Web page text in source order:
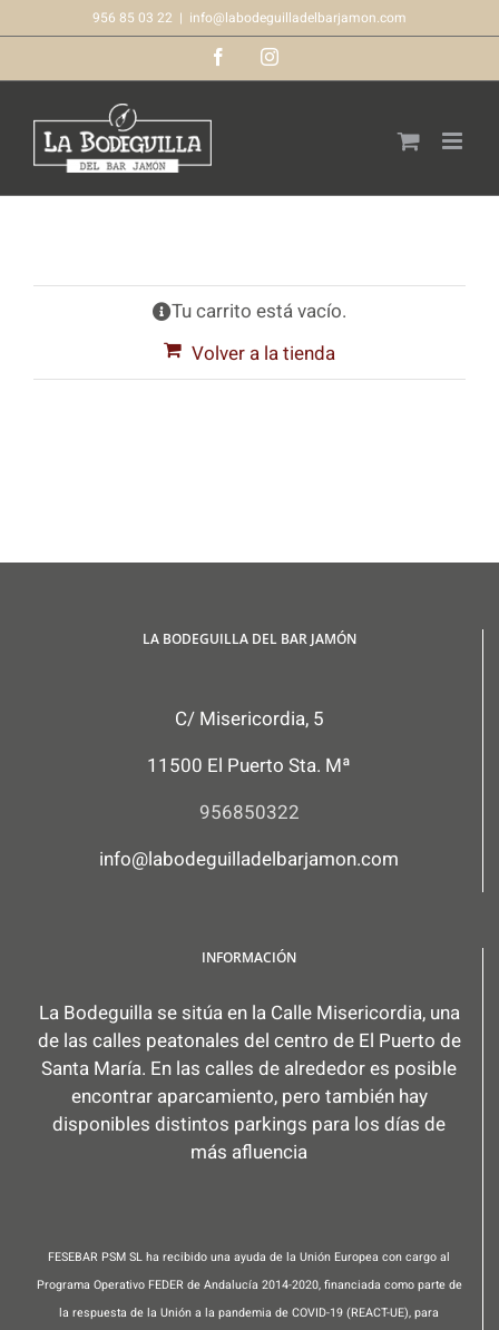
al
956 85 03 22 | info@labodeguilladelbarjamon.com
FacebookInstagram
Tu carrito está vacío.
Volver a la tienda
LA BODEGUILLA DEL BAR JAMÓN
C/ Misericordia, 5
11500 El Puerto Sta. Mª
956850322
info@labodeguilladelbarjamon.com
INFORMACIÓN
La Bodeguilla se sitúa en la Calle Misericordia, una
de las calles peatonales del centro de El Puerto de
Santa María. En las calles de alrededor es posible
encontrar aparcamiento, pero también hay
disponibles distintos parkings para los días de
más afluencia
FESEBAR PSM SL ha recibido una ayuda de la Unión Europea con cargo al
Programa Operativo FEDER de Andalucía 2014-2020, financiada como parte de
la respuesta de la Unión a la pandemia de COVID-19 (REACT-UE), para